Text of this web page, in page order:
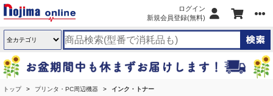
ログイン
新規会員登録(無料)
トップ プリンタ・PC周辺機器 インク・トナー